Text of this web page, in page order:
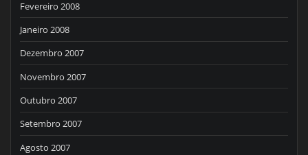
Fevereiro 2008
Janeiro 2008
Dezembro 2007
Novembro 2007
Outubro 2007
Setembro 2007
Agosto 2007